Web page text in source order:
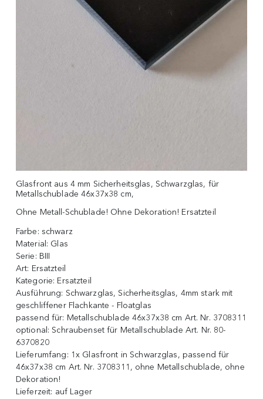
Glasfront aus 4 mm Sicherheitsglas, Schwarzglas, für
Metallschublade 46x37x38 cm,
Ohne Metall-Schublade! Ohne Dekoration! Ersatzteil
Farbe: schwarz
Material: Glas
Serie: BIII
Art: Ersatzteil
Kategorie: Ersatzteil
Ausführung: Schwarzglas, Sicherheitsglas, 4mm stark mit
geschliffener Flachkante - Floatglas
passend für: Metallschublade 46x37x38 cm Art. Nr. 3708311
optional: Schraubenset für Metallschublade Art. Nr. 80-
6370820
Lieferumfang: 1x Glasfront in Schwarzglas, passend für
46x37x38 cm Art. Nr. 3708311, ohne Metallschublade, ohne
Dekoration!
Lieferzeit: auf Lager